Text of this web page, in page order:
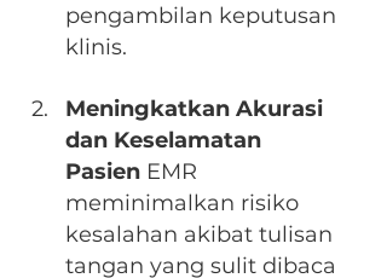
pengambilan keputusan
klinis.
Meningkatkan Akurasi
dan Keselamatan
Pasien EMR
meminimalkan risiko
kesalahan akibat tulisan
tangan yang sulit dibaca